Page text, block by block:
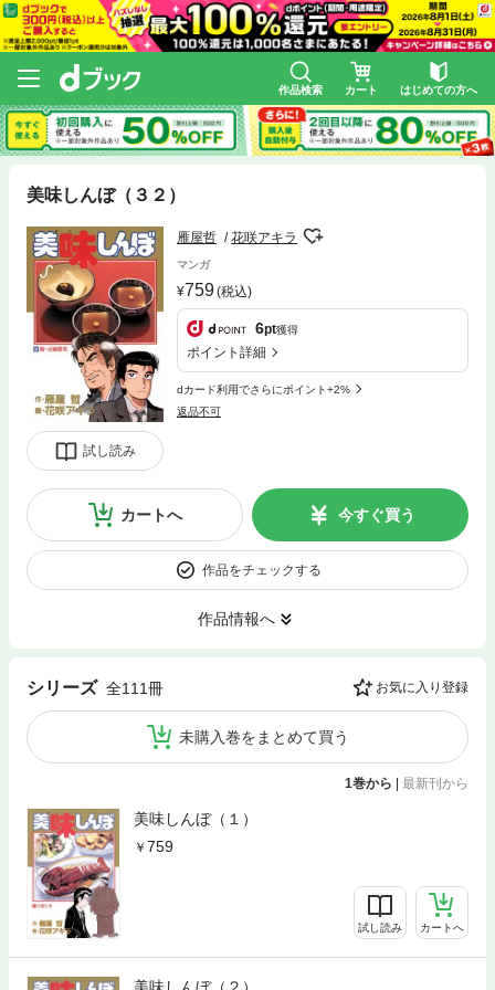
作品検索 カート はじめての方へ
美味しんぼ（３２）
試し読み
雁屋哲 花咲アキラ
マンガ
759(税込)
6pt獲得
ポイント詳細
dカード利用でさらにポイント+2%
返品不可
カートへ 今すぐ買う
作品をチェックする
作品情報へ
シリーズ 全111冊 お気に入り登録
未購入巻をまとめて買う
1巻から | 最新刊から
美味しんぼ（１）
759
試し読み カートへ